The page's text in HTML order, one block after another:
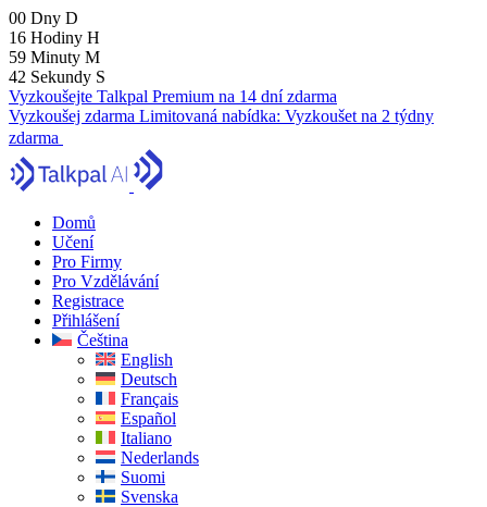
00 Dny D
16 Hodiny H
59 Minuty M
41 Sekundy S
Vyzkoušejte Talkpal Premium na 14 dní zdarma
Vyzkoušej zdarma Limitovaná nabídka: Vyzkoušet na 2 týdny
zdarma
Domů
Učení
Pro Firmy
Pro Vzdělávání
Registrace
Přihlášení
Čeština
English
Deutsch
Français
Español
Italiano
Nederlands
Suomi
Svenska